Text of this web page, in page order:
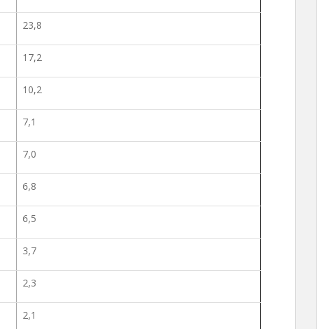
23,8
17,2
10,2
7,1
7,0
6,8
6,5
3,7
2,3
2,1